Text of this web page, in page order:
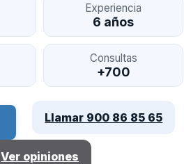
Experiencia
6 años
Consultas
+700
Llamar 900 86 85 65
Ver opiniones